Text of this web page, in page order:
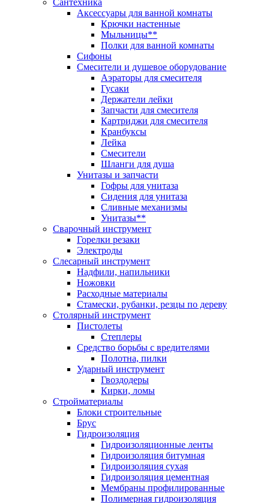
Сантехника
Аксессуары для ванной комнаты
Крючки настенные
Мыльницы**
Полки для ванной комнаты
Сифоны
Смесители и душевое оборудование
Аэраторы для смесителя
Гусаки
Держатели лейки
Запчасти для смесителя
Картриджи для смесителя
Кранбуксы
Лейка
Смесители
Шланги для душа
Унитазы и запчасти
Гофры для унитаза
Сидения для унитаза
Сливные механизмы
Унитазы**
Сварочный инструмент
Горелки резаки
Электроды
Слесарный инструмент
Надфили, напильники
Ножовки
Расходные материалы
Стамески, рубанки, резцы по дереву
Столярный инструмент
Пистолеты
Степлеры
Средство борьбы с вредителями
Полотна, пилки
Ударный инструмент
Гвоздодеры
Кирки, ломы
Стройматериалы
Блоки строительные
Брус
Гидроизоляция
Гидроизоляционные ленты
Гидроизоляция битумная
Гидроизоляция сухая
Гидроизоляция цементная
Мембраны профилированные
Полимерная гидроизоляция